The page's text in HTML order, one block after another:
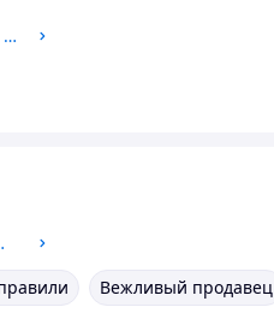
Набор экстрактoрoв (бит) EASY OUT в кoрoбкe, Экстракторы для выкручивания саморезов
для зелени
Вежливый продавец